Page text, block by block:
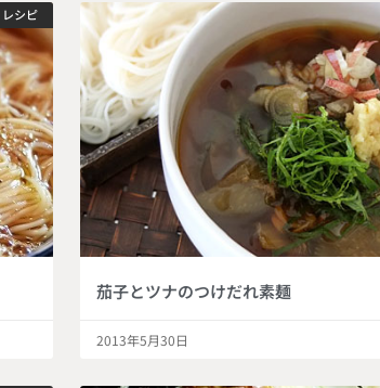
レシピ
茄子とツナのつけだれ素麺
2013年5月30日